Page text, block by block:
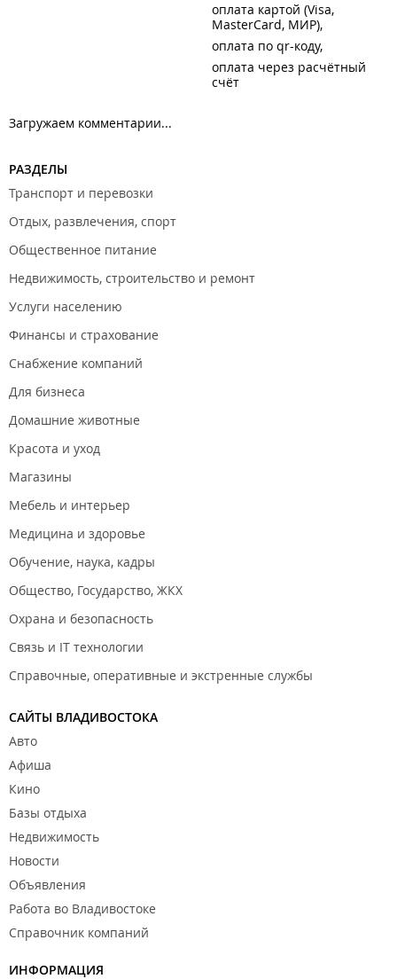
оплата картой (Visa,
MasterCard, МИР)
оплата по qr-коду
оплата через расчётный
счёт
Загружаем комментарии...
РАЗДЕЛЫ
Транспорт и перевозки
Отдых, развлечения, спорт
Общественное питание
Недвижимость, строительство и ремонт
Услуги населению
Финансы и страхование
Снабжение компаний
Для бизнеса
Домашние животные
Красота и уход
Магазины
Мебель и интерьер
Медицина и здоровье
Обучение, наука, кадры
Общество, Государство, ЖКХ
Охрана и безопасность
Связь и IT технологии
Справочные, оперативные и экстренные службы
САЙТЫ ВЛАДИВОСТОКА
Авто
Афиша
Кино
Базы отдыха
Недвижимость
Новости
Объявления
Работа во Владивостоке
Справочник компаний
ИНФОРМАЦИЯ